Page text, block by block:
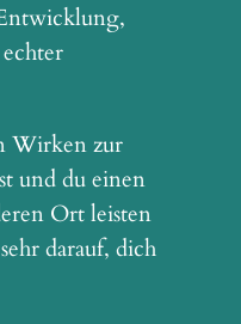
Wirken zur
und du einen
Ort leisten
darauf, dich